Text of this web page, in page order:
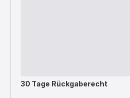
30 Tage Rückgaberecht